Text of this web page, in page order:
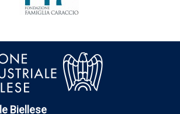
Biellese